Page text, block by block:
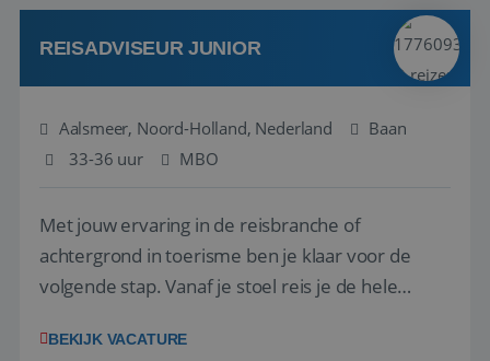
klanten te overtuigen om die droomreis te
boeken! ...
REISADVISEUR JUNIOR
Aalsmeer, Noord-Holland, Nederland
Baan
33-36 uur
MBO
Met jouw ervaring in de reisbranche of
achtergrond in toerisme ben je klaar voor de
volgende stap. Vanaf je stoel reis je de hele
wensen van je team, je klant en wat er in de
BEKIJK VACATURE